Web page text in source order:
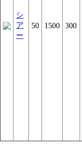
シ
ア
ー
50 1500 300